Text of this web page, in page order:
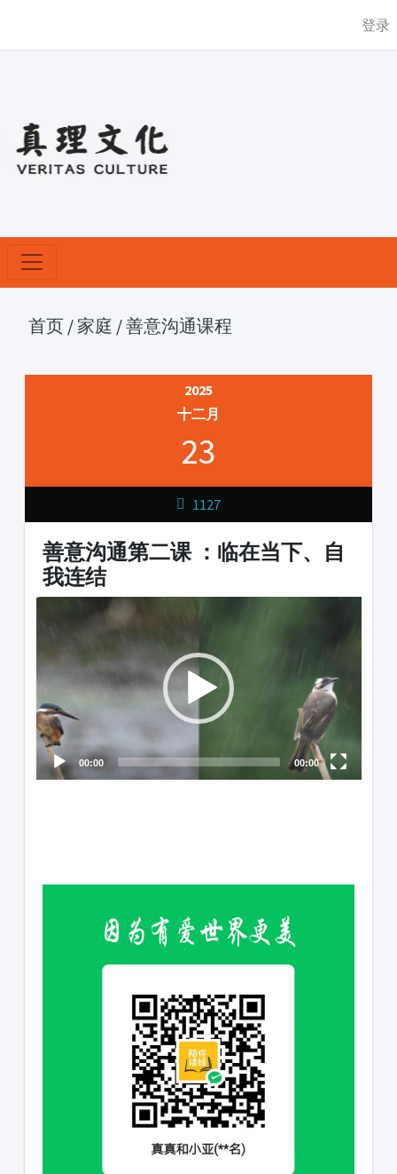
登录
首页 / 家庭 /善意沟通课程
2025
十二月
23
1127
善意沟通第二课 ：临在当下、自
我连结
Player
00:00 00:00